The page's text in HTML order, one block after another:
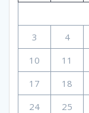
3
4
10
11
17
18
24
25